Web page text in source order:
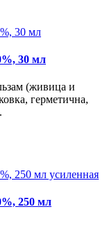
30 мл
(живица и
герметична,
250 мл